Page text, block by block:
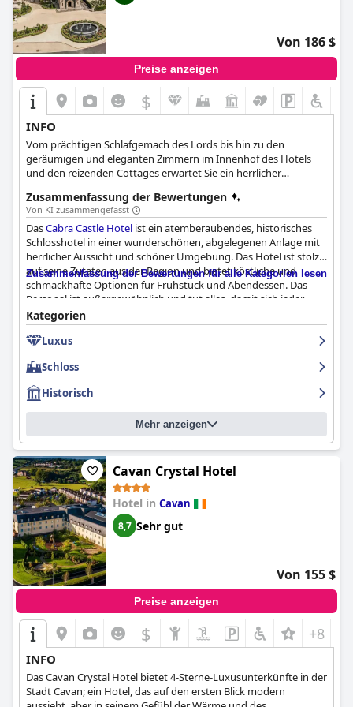
Von 186 $
Preise anzeigen
$
INFO
Vom prächtigen Schlafgemach des Lords bis hin zu den
geräumigen und eleganten Zimmern im Innenhof des Hotels
und den reizenden Cottages erwartet Sie ein herrlicher
luxuriösesten Schlosshotels Irlands.
Zusammenfassung der Bewertungen
Von KI zusammengefasst
DasCabra Castle Hotel ist ein atemberaubendes, historisches
Schlosshotel in einer wunderschönen, abgelegenen Anlage mit
herrlicher Aussicht und schöner Umgebung. Das Hotel ist stolz
auf seine Zutaten aus der Region und bietet köstliche und
schmackhafte Optionen für Frühstück und Abendessen. Das
Personal ist außergewöhnlich und tut alles, damit sich jeder
Gast willkommen und gut betreut fühlt. Viele Gäste beschreiben
die Zimmer als wunderschön und geräumig, und die Betten sind
gemütlich und bequem. Das Hotel eignet sich perfekt für einen
seinem Charme und Charakter einen Hauch von Romantik. Alles
in allem ist das
abgelegener Rückzugsort in der wunderschönen irischen
Landschaft, perfekt für alle, die ein einzigartiges und
unvergessliches Erlebnis suchen.
Zusammenfassung der Bewertungen für alle Kategorien lesen
Kategorien
Luxus
Schloss
Historisch
Mehr anzeigen
Cavan Crystal Hotel
Hotel in Cavan
8,7 Sehr gut
Von 155 $
Preise anzeigen
$ +8
INFO
Das Cavan Crystal Hotel bietet 4-Sterne-Luxusunterkünfte in der
Stadt Cavan; ein Hotel, das auf den ersten Blick modern